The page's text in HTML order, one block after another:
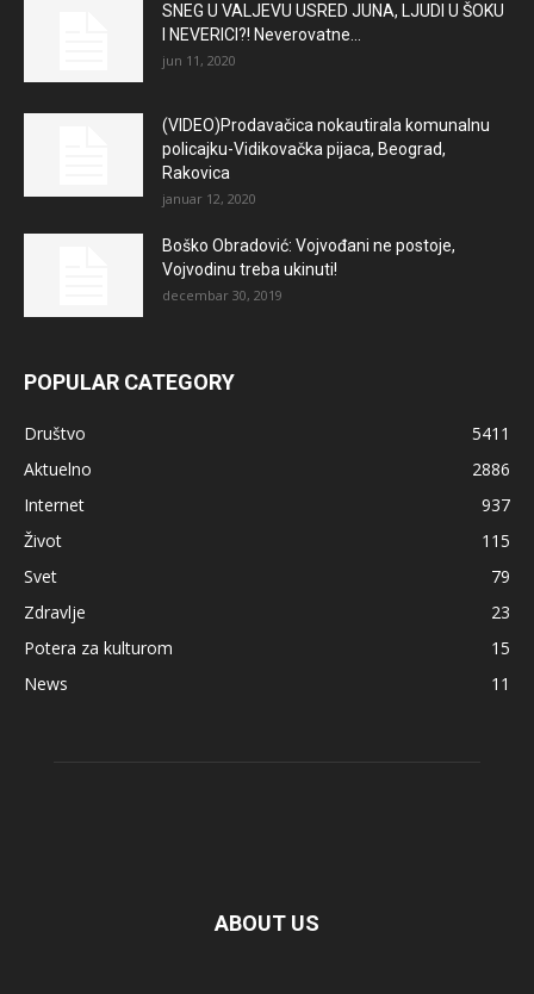
SNEG U VALJEVU USRED JUNA, LJUDI U ŠOKU
I NEVERICI?! Neverovatne...
jun 11, 2020
(VIDEO)Prodavačica nokautirala komunalnu
policajku-Vidikovačka pijaca, Beograd,
Rakovica
januar 12, 2020
Boško Obradović: Vojvođani ne postoje,
Vojvodinu treba ukinuti!
decembar 30, 2019
POPULAR CATEGORY
Društvo
5411
Aktuelno
2886
Internet
937
Život
115
Svet
79
Zdravlje
23
Potera za kulturom
15
News
11
ABOUT US